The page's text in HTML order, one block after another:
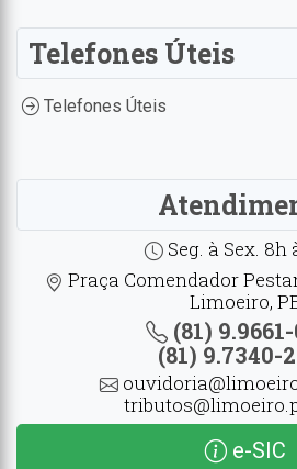
Telefones Úteis
Telefones Úteis
Seg. à Sex. 8h
Praça Comendador
Limoeiro,
(81)
(81) 9.7340-
e-SIC